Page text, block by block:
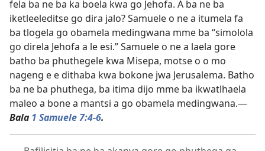
fela ba ne ba ka boela kwa go Jehofa. A ba ne ba
iketleeleditse go dira jalo? Samuele o ne a itumela fa
ba tlogela go obamela medingwana mme ba “simolola
go direla Jehofa a le esi.” Samuele o ne a laela gore
batho ba phuthegele kwa Misepa, motse o o mo
nageng e e dithaba kwa bokone jwa Jerusalema. Batho
ba ne ba phuthega, ba itima dijo mme ba ikwatlhaela
maleo a bone a mantsi a go obamela medingwana.—
Bala1 Samuele 7:4-6.